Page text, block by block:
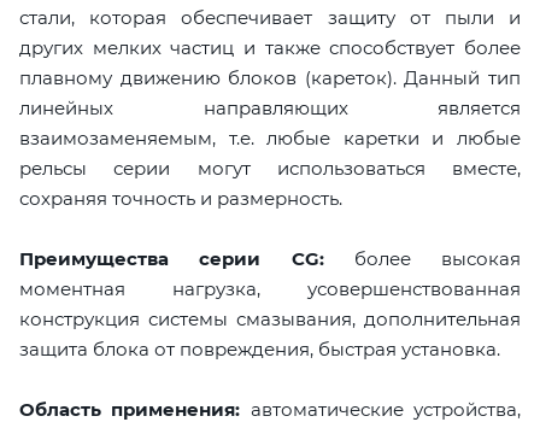
стали, которая обеспечивает защиту от пыли и
других мелких частиц и также способствует более
плавному движению блоков (кареток). Данный тип
линейных направляющих является
взаимозаменяемым, т.е. любые каретки и любые
рельсы серии могут использоваться вместе,
сохраняя точность и размерность.
Преимущества серии CG:более высокая
моментная нагрузка, усовершенствованная
конструкция системы смазывания, дополнительная
защита блока от повреждения, быстрая установка.
Область применения: автоматические устройства,